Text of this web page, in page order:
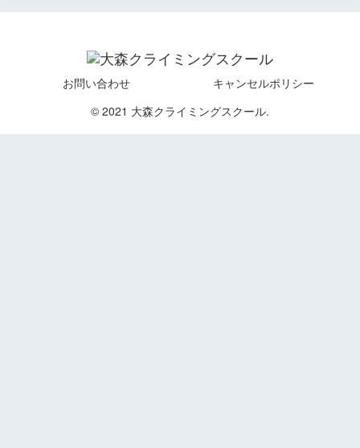
お問い合わせ
キャンセルポリシー
© 2021 大森クライミングスクール.